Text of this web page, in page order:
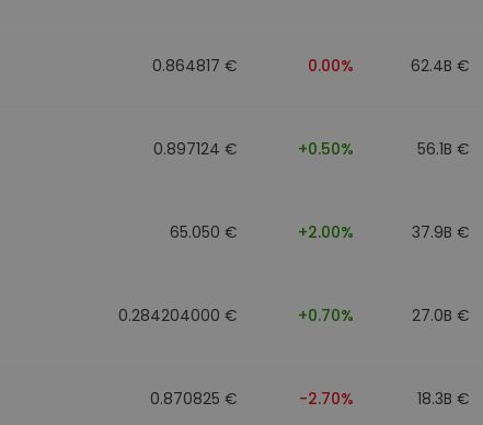
0.864817 € 0.00% 62.4B €
0.897124 € +0.50% 56.1B €
65.050 € +2.00% 37.9B €
0.284204000 € +0.70% 27.0B €
0.870825 € -2.70% 18.3B €